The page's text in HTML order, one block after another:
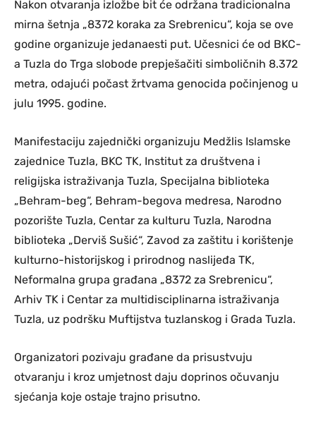
Nakon otvaranja izložbe bit će održana tradicionalna
mirna šetnja „8372 koraka za Srebrenicu“, koja se ove
godine organizuje jedanaesti put. Učesnici će od BKC-
a Tuzla do Trga slobode prepješačiti simboličnih 8.372
metra, odajući počast žrtvama genocida počinjenog u
julu 1995. godine.
Manifestaciju zajednički organizuju Medžlis Islamske
zajednice Tuzla, BKC TK, Institut za društvena i
religijska istraživanja Tuzla, Specijalna biblioteka
„Behram-beg“, Behram-begova medresa, Narodno
pozorište Tuzla, Centar za kulturu Tuzla, Narodna
biblioteka „Derviš Sušić“, Zavod za zaštitu i korištenje
kulturno-historijskog i prirodnog naslijeđa TK,
Neformalna grupa građana „8372 za Srebrenicu“,
Arhiv TK i Centar za multidisciplinarna istraživanja
Tuzla, uz podršku Muftijstva tuzlanskog i Grada Tuzla.
Organizatori pozivaju građane da prisustvuju
otvaranju i kroz umjetnost daju doprinos očuvanju
sjećanja koje ostaje trajno prisutno.